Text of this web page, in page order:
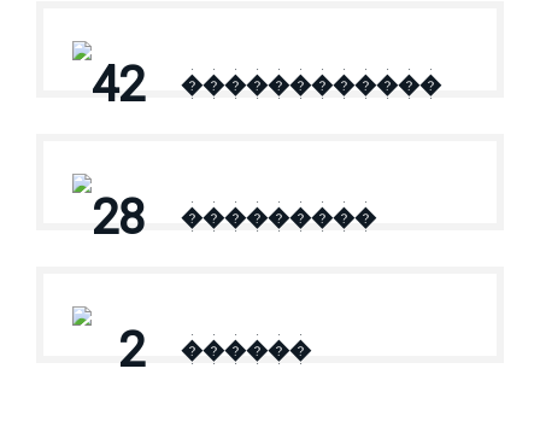
42 ������������
28 ���������
2 ������